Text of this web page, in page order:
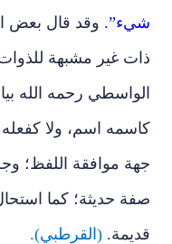
شيء”. وقد قال بعض
ذات غير مشبهة
الواسطي رحمه الله
كاسمه اسم، ولا
جهة موافقة اللفظ؛
صفة حديثة؛ كما
قديمة. (القرطبي).